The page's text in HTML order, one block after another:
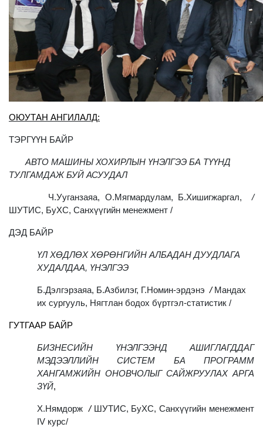
ОЮУТАН АНГИЛАЛД:
ТЭРГҮҮН БАЙР
АВТО МАШИНЫ ХОХИРЛЫН ҮНЭЛГЭЭ БА ТҮҮНД
ТУЛГАМДАЖ БУЙ АСУУДАЛ
Ч.Ууганзаяа, О.Мягмардулам, Б.Хишигжаргал, /
ШУТИС, БуХС, Санхүүгийн менежмент /
ДЭД БАЙР
ҮЛ ХӨДЛӨХ ХӨРӨНГИЙН АЛБАДАН ДУУДЛАГА
ХУДАЛДАА, ҮНЭЛГЭЭ
Б.Дэлгэрзаяа, Б.Азбилэг, Г.Номин-эрдэнэ / Мандах
их сургууль, Нягтлан бодох бүртгэл-статистик /
ГУТГААР БАЙР
БИЗНЕСИЙН ҮНЭЛГЭЭНД АШИГЛАГДДАГ
МЭДЭЭЛЛИЙН СИСТЕМ БА ПРОГРАММ
ХАНГАМЖИЙН ОНОВЧОЛЫГ САЙЖРУУЛАХ АРГА
ЗҮЙ,
Х.Нямдорж /ШУТИС, БуХС, Санхүүгийн менежмент
IV курс/